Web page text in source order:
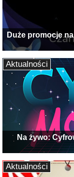
Duże promocje
Na żywo:
Aktualności
Aktualności